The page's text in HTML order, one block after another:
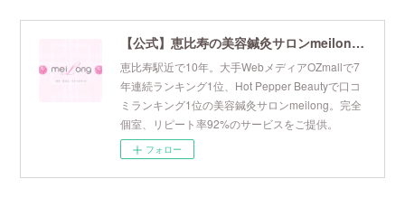
【公式】恵比寿の美容鍼灸サロンmeilong｜ツボを押さえた針・お灸の治療で美容と健康を叶えます
恵比寿駅近で10年。大手WebメディアOZmallで7
年連続ランキング1位、Hot Pepper Beautyで口コ
ミランキング1位の美容鍼灸サロンmeilong。完全
個室、リピート率92%のサービスをご提供。
フォロー